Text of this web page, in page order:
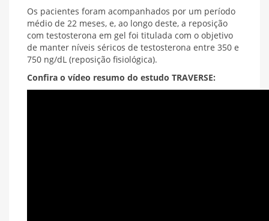
Os pacientes foram acompanhados por um período
médio de 22 meses, e, ao longo deste, a reposição
com testosterona em gel foi titulada com o objetivo
de manter níveis séricos de testosterona entre 350 e
750 ng/dL (reposição fisiológica).
Confira o vídeo resumo do estudo TRAVERSE: